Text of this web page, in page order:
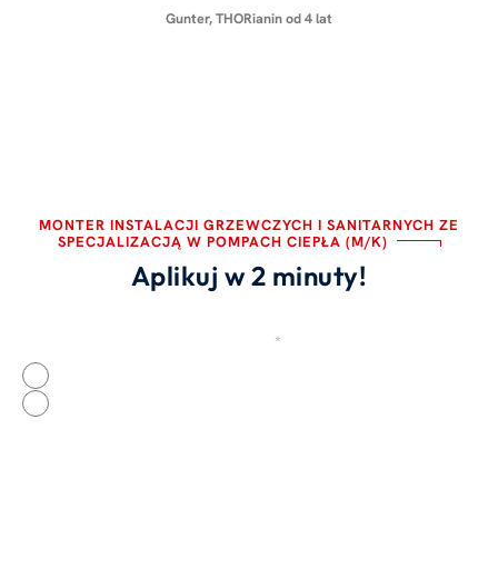
Gunter, THORianin od 4 lat
MONTER INSTALACJI GRZEWCZYCH I SANITARNYCH ZE
SPECJALIZACJĄ W POMPACH CIEPŁA (M/K)
Aplikuj w 2 minuty!
*